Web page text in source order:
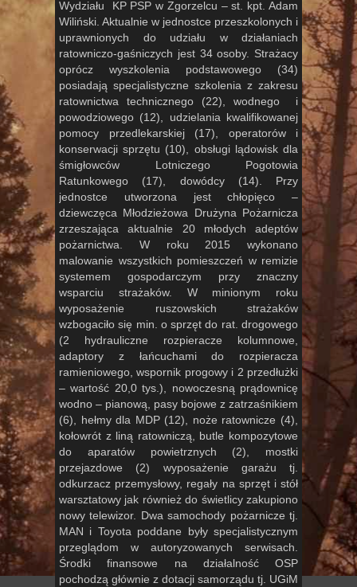
Wydziału KP PSP w Zgorzelcu – st. kpt. Adam
Wiliński. Aktualnie w jednostce przeszkolonych i
uprawnionych do udziału w działaniach
ratowniczo-gaśniczych jest 34 osoby. Strażacy
oprócz wyszkolenia podstawowego (34)
posiadają specjalistyczne szkolenia z zakresu
ratownictwa technicznego (22), wodnego i
powodziowego (12), udzielania kwalifikowanej
pomocy przedlekarskiej (17), operatorów i
konserwacji sprzętu (10), obsługi lądowisk dla
śmigłowców Lotniczego Pogotowia
Ratunkowego (17), dowódcy (14). Przy
jednostce utworzona jest chłopięco –
dziewczęca Młodzieżowa Drużyna Pożarnicza
zrzeszająca aktualnie 20 młodych adeptów
pożarnictwa. W roku 2015 wykonano
malowanie wszystkich pomieszczeń w remizie
systemem gospodarczym przy znaczny
wsparciu strażaków. W minionym roku
wyposażenie ruszowskich strażaków
wzbogaciło się min. o sprzęt do rat. drogowego
(2 hydrauliczne rozpieracze kolumnowe,
adaptory z łańcuchami do rozpieracza
ramieniowego, wspornik progowy i 2 przedłużki
– wartość 20,0 tys.), nowoczesną prądownicę
wodno – pianową, pasy bojowe z zatrzaśnikiem
(6), hełmy dla MDP (12), noże ratownicze (4),
kołowrót z liną ratowniczą, butle kompozytowe
do aparatów powietrznych (2), mostki
przejazdowe (2) wyposażenie garażu tj.
odkurzacz przemysłowy, regały na sprzęt i stół
warsztatowy jak również do świetlicy zakupiono
nowy telewizor. Dwa samochody pożarnicze tj.
MAN i Toyota poddane były specjalistycznym
przeglądom w autoryzowanych serwisach.
Środki finansowe na działalność OSP
pochodzą głównie z dotacji samorządu tj. UGiM